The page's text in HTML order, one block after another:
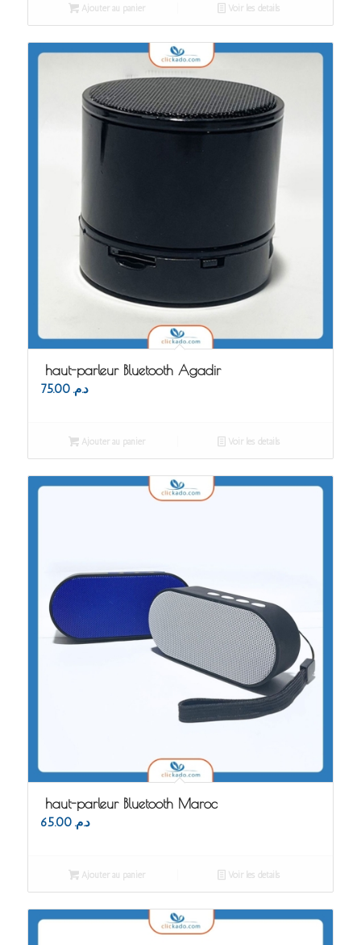
Ajouter au panier Voir les détails
haut-parleur Bluetooth Agadir
د.م. 75.00
Ajouter au panier Voir les détails
haut-parleur Bluetooth Maroc
د.م. 65.00
Ajouter au panier Voir les détails